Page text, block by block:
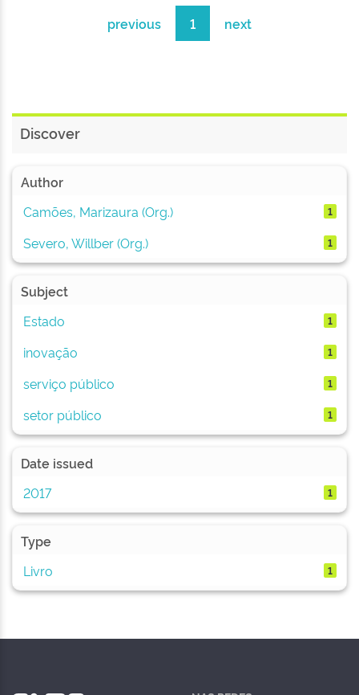
previous 1 next
Discover
Author
Camões, Marizaura (Org.)
1
Severo, Willber (Org.) 1
Subject
Estado
1
inovação 1
serviço público 1
setor público 1
Date issued
2017
1
Type
Livro
1